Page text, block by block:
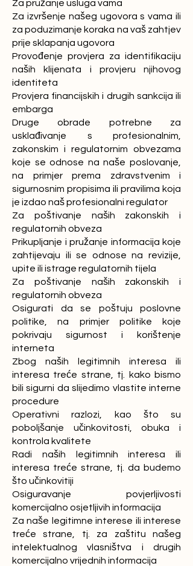
Za pružanje usluga vama
Za izvršenje našeg ugovora s vama ili
za poduzimanje koraka na vaš zahtjev
prije sklapanja ugovora
Provođenje provjera za identifikaciju
naših klijenata i provjeru njihovog
identiteta
Provjera financijskih i drugih sankcija ili
embarga
Druge obrade potrebne za
usklađivanje s profesionalnim,
zakonskim i regulatornim obvezama
koje se odnose na naše poslovanje,
na primjer prema zdravstvenim i
sigurnosnim propisima ili pravilima koja
je izdao naš profesionalni regulator
Za poštivanje naših zakonskih i
regulatornih obveza
Prikupljanje i pružanje informacija koje
zahtijevaju ili se odnose na revizije,
upite ili istrage regulatornih tijela
Za poštivanje naših zakonskih i
regulatornih obveza
Osigurati da se poštuju poslovne
politike, na primjer politike koje
pokrivaju sigurnost i korištenje
interneta
Zbog naših legitimnih interesa ili
interesa treće strane, tj. kako bismo
bili sigurni da slijedimo vlastite interne
procedure
Operativni razlozi, kao što su
poboljšanje učinkovitosti, obuka i
kontrola kvalitete
Radi naših legitimnih interesa ili
interesa treće strane, tj. da budemo
što učinkovitiji
Osiguravanje povjerljivosti
komercijalno osjetljivih informacija
Za naše legitimne interese ili interese
treće strane, tj. za zaštitu našeg
intelektualnog vlasništva i drugih
komercijalno vrijednih informacija